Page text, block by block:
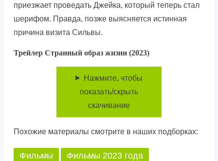
приезжает проведать Джейка, который теперь стал
шерифом. Правда, позже выясняется истинная
причина визита Сильвы.
Трейлер Странный образ жизни (2023)
Нажмите, чтобы
показать/скрыть
скачивание
Похожие материалы смотрите в наших подборках:
Фильмы
Фильмы 2023 года